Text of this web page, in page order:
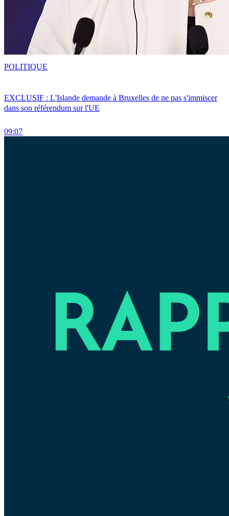
EXCLUSIF : L'Islande demande à Bruxelles de ne pas s'immiscer
dans son référendum sur l'UE
09:07
POLITIQUE